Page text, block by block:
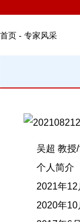
首页 - 专家风采
吴超 教授/
个人简介
2021年12月
2020年10月